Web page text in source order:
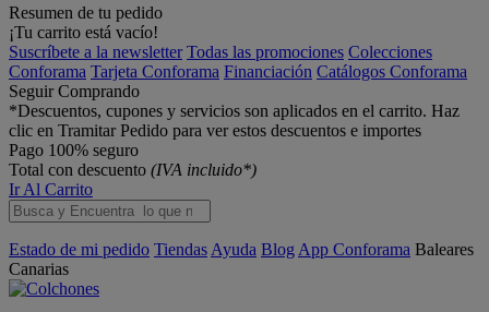
Resumen de tu pedido
¡Tu carrito está vacío!
Suscríbete a la newsletter Todas las promociones Colecciones
Conforama Tarjeta Conforama Financiación Catálogos Conforama
Seguir Comprando
*Descuentos, cupones y servicios son aplicados en el carrito. Haz
clic en Tramitar Pedido para ver estos descuentos e importes
Pago 100% seguro
Total con descuento (IVA incluido*)
Ir Al Carrito
Estado de mi pedido Tiendas Ayuda Blog App Conforama Baleares
Canarias